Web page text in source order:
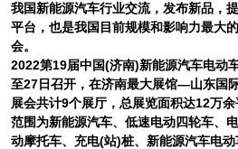
我国新能源汽车行业交流，发布新品，
平台，也是我国目前规模和影响力最大
会。
2022第19届中国(济南)新能源汽车电动
至27日召开，在济南最大展馆—山东国
展会共计9个展厅，总展览面积达12万
范围为新能源汽车、低速电动四轮车、
动摩托车、充电(站)桩、新能源汽车电